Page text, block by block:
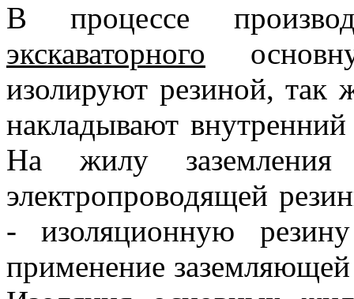
В процессе
экскаваторного
изолируют резиной, так
накладывают
На жилу заземления
электропроводящей
- изоляционную
применение